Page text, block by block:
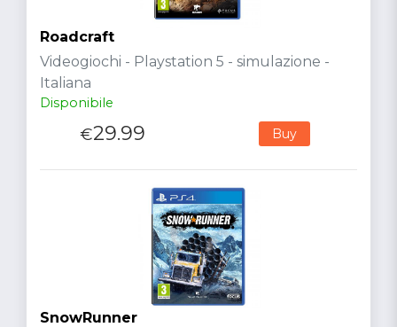
Roadcraft
Videogiochi - Playstation 5 - simulazione -
Italiana
Disponibile
€29.99 Buy
SnowRunner